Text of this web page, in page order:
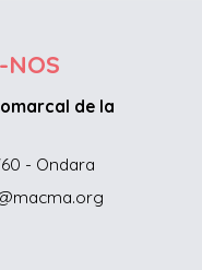
NOS
de la
- Ondara